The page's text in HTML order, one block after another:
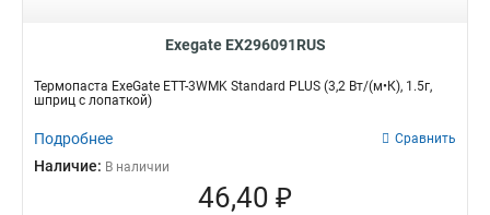
Exegate EX296091RUS
Термопаста ExeGate ETТ-3WMK Standard PLUS (3,2 Вт/(м•К), 1.5г,
шприц с лопаткой)
Подробнее Сравнить
Наличие: В наличии
46,40 ₽